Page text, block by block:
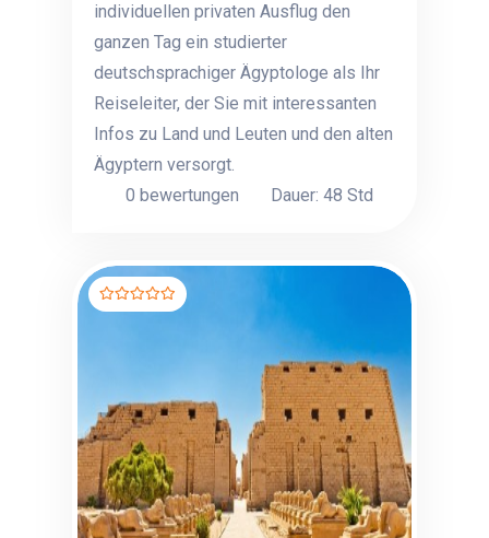
individuellen privaten Ausflug den
ganzen Tag ein studierter
deutschsprachiger Ägyptologe als Ihr
Reiseleiter, der Sie mit interessanten
Infos zu Land und Leuten und den alten
Ägyptern versorgt.
0 bewertungen
Dauer: 48 Std